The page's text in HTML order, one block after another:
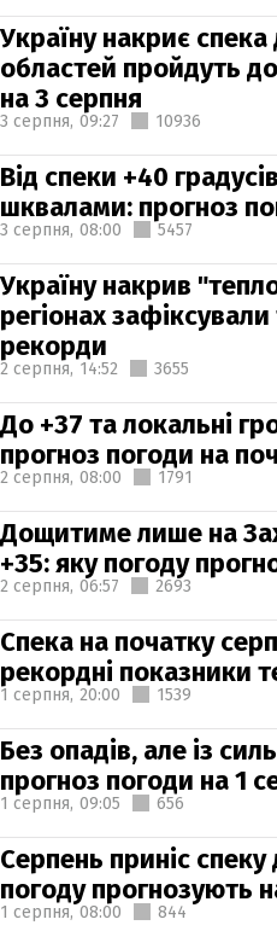
Україну накриє спека
областей пройдуть
на 3 серпня
3 серпня, 09:27 10936
Від спеки +40
шквалами: прогноз
3 серпня, 08:00 5457
Україну накрив
регіонах
рекорди
2 серпня, 14:52 3655
До +37 та локальні
прогноз погоди на
2 серпня, 08:00 1791
Дощитиме лише на
+35: яку погоду
2 серпня, 06:57 2693
Спека на початку
рекордні показники
1 серпня, 20:00 1539
Без опадів, але із
прогноз погоди на 1
1 серпня, 09:05 656
Серпень приніс спеку
погоду прогнозують
1 серпня, 08:00 844